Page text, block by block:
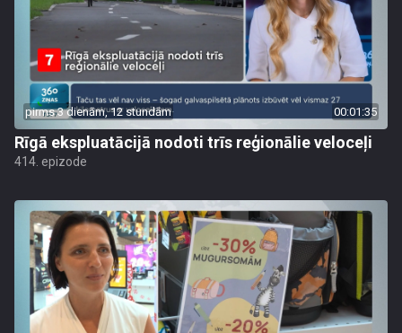
pirms 3 dienām, 12 stundām 00:01:35
Rīgā ekspluatācijā nodoti trīs reģionālie veloceļi
414. epizode